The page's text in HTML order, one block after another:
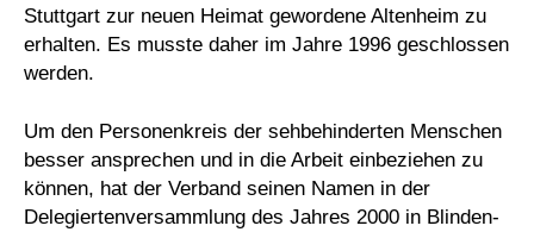
Stuttgart zur neuen Heimat gewordene Altenheim zu
erhalten. Es musste daher im Jahre 1996 geschlossen
werden.
Um den Personenkreis der sehbehinderten Menschen
besser ansprechen und in die Arbeit einbeziehen zu
können, hat der Verband seinen Namen in der
Delegiertenversammlung des Jahres 2000 in Blinden-